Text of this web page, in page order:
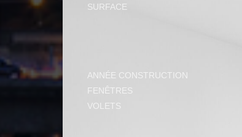
SURFACE
ANNÉE CONSTRUCTION
FENÊTRES
VOLETS